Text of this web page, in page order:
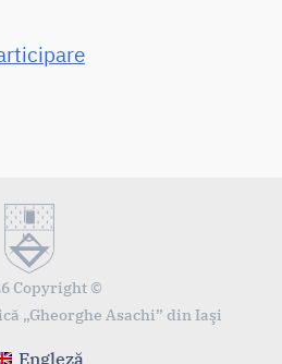
Copyright ©
„Gheorghe Asachi” din Iaşi
Engleză